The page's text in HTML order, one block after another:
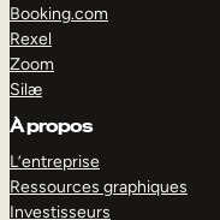
Booking.com
Rexel
Zoom
Silæ
À propos
L’entreprise
Ressources graphiques
Investisseurs